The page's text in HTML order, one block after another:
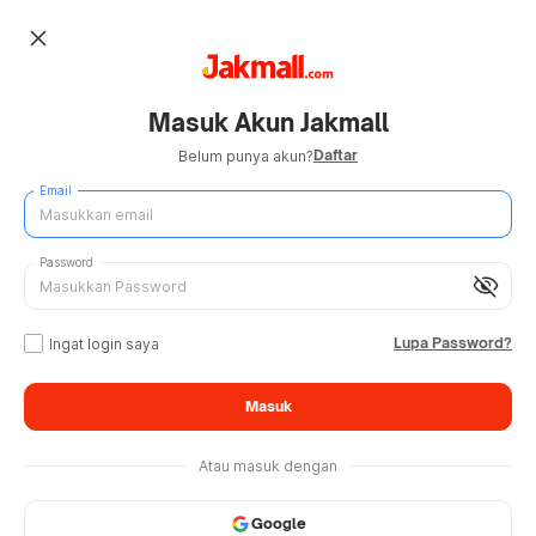
close
Masuk Akun Jakmall
Belum punya akun?Daftar
Email
visibility_off
Password
Ingat login saya Lupa Password?
Masuk
Atau masuk dengan
Google